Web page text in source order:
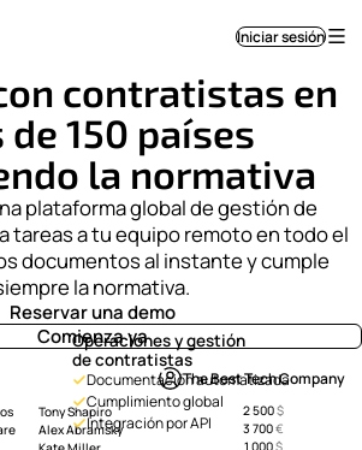
Iniciar sesión
contratistas en
de 150 países
la normativa
plataforma global de gestión de
tareas a tu equipo remoto en todo el
documentos al instante y cumple
la normativa.
Reservar una demo
Comienza ya
The Best Tech Company
Tony Shapiro 2 500$
Alex Abramsky 3 700€
Operaciones y gestión
de contratistas
Documentación automatizada
Cumplimiento global
Integración por API